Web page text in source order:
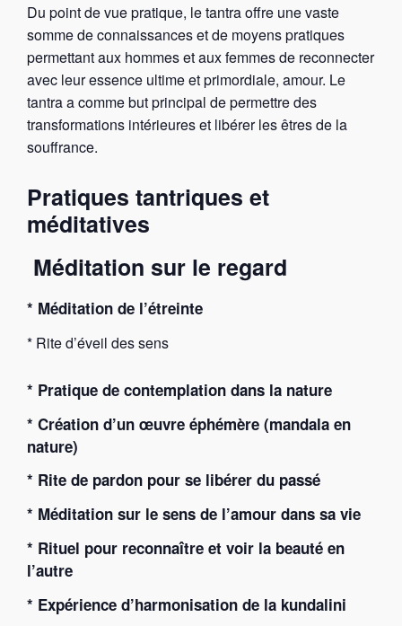
Du point de vue pratique, le tantra offre une vaste
somme de connaissances et de moyens pratiques
permettant aux hommes et aux femmes de reconnecter
avec leur essence ultime et primordiale, amour. Le
tantra a comme but principal de permettre des
transformations intérieures et libérer les êtres de la
souffrance.
Pratiques tantriques et
méditatives
Méditation sur le regard
* Méditation de l’étreinte
* Rite d’éveil des sens
* Pratique de contemplation dans la nature
* Création d’un œuvre éphémère (mandala en
nature)
* Rite de pardon pour se libérer du passé
* Méditation sur le sens de l’amour dans sa vie
* Rituel pour reconnaître et voir la beauté en
l’autre
* Expérience d’harmonisation de la kundalini